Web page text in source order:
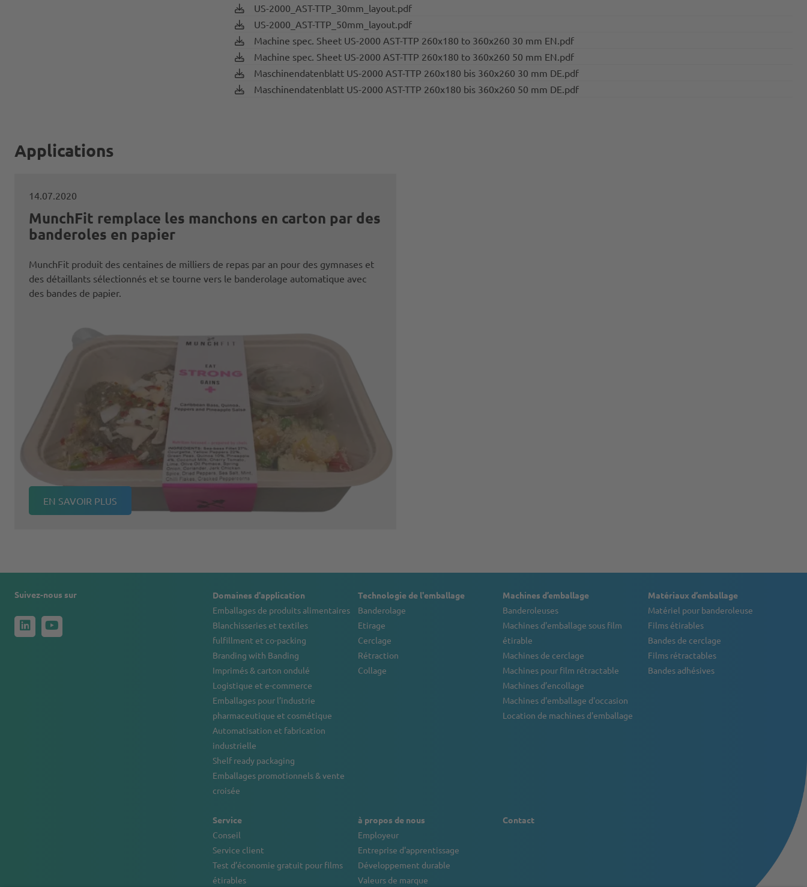
US-2000_AST-TTP_30mm_layout.pdf
US-2000_AST-TTP_50mm_layout.pdf
Machine spec. Sheet US-2000 AST-TTP 260x180 to 360x260 30 mm EN.pdf
Machine spec. Sheet US-2000 AST-TTP 260x180 to 360x260 50 mm EN.pdf
Maschinendatenblatt US-2000 AST-TTP 260x180 bis 360x260 30 mm DE.pdf
Maschinendatenblatt US-2000 AST-TTP 260x180 bis 360x260 50 mm DE.pdf
Applications
14.07.2020
MunchFit remplace les manchons en carton par des
banderoles en papier
MunchFit produit des centaines de milliers de repas par an pour des gymnases et
des détaillants sélectionnés et se tourne vers le banderolage automatique avec
des bandes de papier.
EN SAVOIR PLUS
Suivez-nous sur
Domaines d'application
Emballages de produits alimentaires
Blanchisseries et textiles
fulfillment et co-packing
Branding with Banding
Imprimés & carton ondulé
Logistique et e-commerce
Emballages pour l’industrie
pharmaceutique et cosmétique
Automatisation et fabrication
industrielle
Shelf ready packaging
Emballages promotionnels & vente
croisée
Technologie de l'emballage
Banderolage
Etirage
Cerclage
Rétraction
Collage
Machines d’emballage
Banderoleuses
Machines d'emballage sous film
étirable
Machines de cerclage
Machines pour film rétractable
Machines d’encollage
Machines d'emballage d'occasion
Location de machines d'emballage
Matériaux d’emballage
Matériel pour banderoleuse
Films étirables
Bandes de cerclage
Films rétractables
Bandes adhésives
Service
Conseil
Service client
Test d’économie gratuit pour films
étirables
à propos de nous
Employeur
Entreprise d'apprentissage
Développement durable
Valeurs de marque
Contact